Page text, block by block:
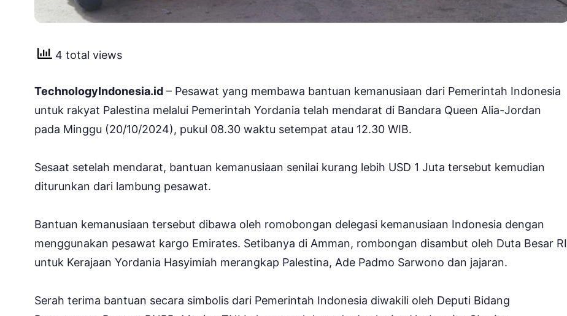
4 total views
TechnologyIndonesia.id – Pesawat yang membawa bantuan kemanusiaan dari Pemerintah Indonesia
untuk rakyat Palestina melalui Pemerintah Yordania telah mendarat di Bandara Queen Alia-Jordan
pada Minggu (20/10/2024), pukul 08.30 waktu setempat atau 12.30 WIB.
Sesaat setelah mendarat, bantuan kemanusiaan senilai kurang lebih USD 1 Juta tersebut kemudian
diturunkan dari lambung pesawat.
Bantuan kemanusiaan tersebut dibawa oleh romobongan delegasi kemanusiaan Indonesia dengan
menggunakan pesawat kargo Emirates. Setibanya di Amman, rombongan disambut oleh Duta Besar RI
untuk Kerajaan Yordania Hasyimiah merangkap Palestina, Ade Padmo Sarwono dan jajaran.
Serah terima bantuan secara simbolis dari Pemerintah Indonesia diwakili oleh Deputi Bidang